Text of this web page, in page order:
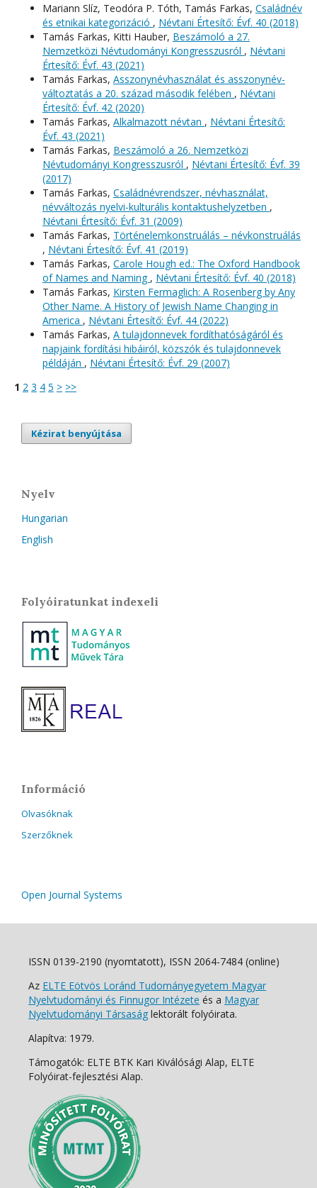
Mariann Slíz, Teodóra P. Tóth, Tamás Farkas, Családnév
és etnikai kategorizáció , Névtani Értesítő: Évf. 40 (2018)
Tamás Farkas, Kitti Hauber, Beszámoló a 27.
Nemzetközi Névtudományi Kongresszusról , Névtani
Értesítő: Évf. 43 (2021)
Tamás Farkas, Asszonynévhasználat és asszonynév-
változtatás a 20. század második felében , Névtani
Értesítő: Évf. 42 (2020)
Tamás Farkas, Alkalmazott névtan , Névtani Értesítő:
Évf. 43 (2021)
Tamás Farkas, Beszámoló a 26. Nemzetközi
Névtudományi Kongresszusról , Névtani Értesítő: Évf. 39
(2017)
Tamás Farkas, Családnévrendszer, névhasználat,
névváltozás nyelvi-kulturális kontaktushelyzetben ,
Névtani Értesítő: Évf. 31 (2009)
Tamás Farkas, Történelemkonstruálás – névkonstruálás
, Névtani Értesítő: Évf. 41 (2019)
Tamás Farkas, Carole Hough ed.: The Oxford Handbook
of Names and Naming , Névtani Értesítő: Évf. 40 (2018)
Tamás Farkas, Kirsten Fermaglich: A Rosenberg by Any
Other Name. A History of Jewish Name Changing in
America , Névtani Értesítő: Évf. 44 (2022)
Tamás Farkas, A tulajdonnevek fordíthatóságáról és
napjaink fordítási hibáiról, közszók és tulajdonnevek
példáján , Névtani Értesítő: Évf. 29 (2007)
1 2 3 4 5 > >>
Kézirat benyújtása
Nyelv
Hungarian
English
Folyóiratunkat indexeli
Információ
Olvasóknak
Szerzőknek
Open Journal Systems
ISSN 0139-2190 (nyomtatott), ISSN 2064-7484 (online)
Az ELTE Eötvös Loránd Tudományegyetem Magyar
Nyelvtudományi és Finnugor Intézete és a Magyar
Nyelvtudományi Társaság lektorált folyóirata.
Alapítva: 1979.
Támogatók: ELTE BTK Kari Kiválósági Alap, ELTE
Folyóirat-fejlesztési Alap.